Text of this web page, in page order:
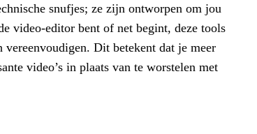
snufjes; ze zijn ontworpen om jou
video-editor bent of net begint, deze tools
Dit betekent dat je meer
video’s in plaats van te worstelen met